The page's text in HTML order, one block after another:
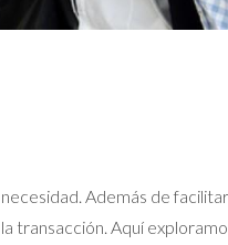
Además de
transacción. Aquí